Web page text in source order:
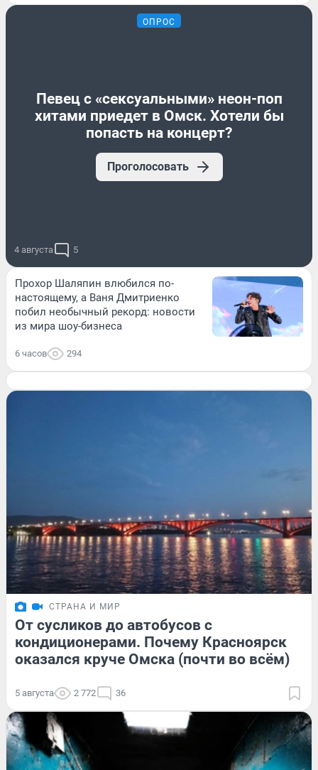
ОПРОС
Певец с «сексуальными» неон-поп
хитами приедет в Омск. Хотели бы
попасть на концерт?
Проголосовать
4 августа 5
Прохор Шаляпин влюбился по-
настоящему, а Ваня Дмитриенко
побил необычный рекорд: новости
из мира шоу-бизнеса
6 часов 294
СТРАНА И МИР
От сусликов до автобусов с
кондиционерами. Почему Красноярск
оказался круче Омска (почти во всём)
5 августа 2 772 36